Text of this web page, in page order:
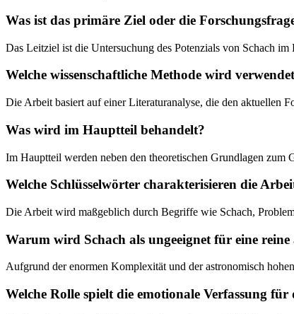
Was ist das primäre Ziel oder die
Das Leitziel ist die Untersuchung des Potenzials von Schach
Welche wissenschaftliche Methode wird
Die Arbeit basiert auf einer Literaturanalyse, die den aktuellen
Was wird im Hauptteil behandelt?
Im Hauptteil werden neben den theoretischen Grundlagen
Welche Schlüsselwörter charakterisieren die
Die Arbeit wird maßgeblich durch Begriffe wie Schach,
Warum wird Schach als ungeeignet für eine reine
Aufgrund der enormen Komplexität und der astronomisch
Welche Rolle spielt die emotionale Verfassung